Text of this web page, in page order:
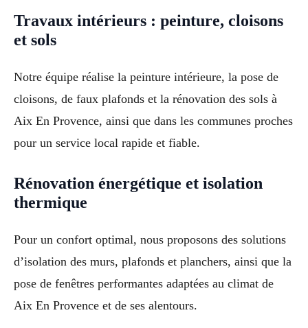
Travaux intérieurs : peinture, cloisons
et sols
Notre équipe réalise la peinture intérieure, la pose de
cloisons, de faux plafonds et la rénovation des sols à
Aix En Provence, ainsi que dans les communes proches
pour un service local rapide et fiable.
Rénovation énergétique et isolation
thermique
Pour un confort optimal, nous proposons des solutions
d’isolation des murs, plafonds et planchers, ainsi que la
pose de fenêtres performantes adaptées au climat de
Aix En Provence et de ses alentours.